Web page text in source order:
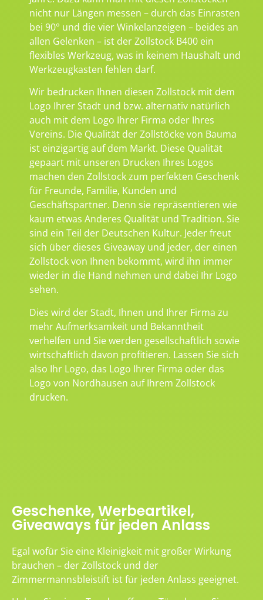
nicht nur Längen messen – durch das Einrasten
bei 90° und die vier Winkelanzeigen – beides an
allen Gelenken – ist der Zollstock B400 ein
flexibles Werkzeug, was in keinem Haushalt und
Werkzeugkasten fehlen darf.
Wir bedrucken Ihnen diesen Zollstock mit dem
Logo Ihrer Stadt und bzw. alternativ natürlich
auch mit dem Logo Ihrer Firma oder Ihres
Vereins. Die Qualität der Zollstöcke von Bauma
ist einzigartig auf dem Markt. Diese Qualität
gepaart mit unseren Drucken Ihres Logos
machen den Zollstock zum perfekten Geschenk
für Freunde, Familie, Kunden und
Geschäftspartner. Denn sie repräsentieren wie
kaum etwas Anderes Qualität und Tradition. Sie
sind ein Teil der Deutschen Kultur. Jeder freut
sich über dieses Giveaway und jeder, der einen
Zollstock von Ihnen bekommt, wird ihn immer
wieder in die Hand nehmen und dabei Ihr Logo
sehen.
Dies wird der Stadt, Ihnen und Ihrer Firma zu
mehr Aufmerksamkeit und Bekanntheit
verhelfen und Sie werden gesellschaftlich sowie
wirtschaftlich davon profitieren. Lassen Sie sich
also Ihr Logo, das Logo Ihrer Firma oder das
Logo von Nordhausen auf Ihrem Zollstock
drucken.
Geschenke, Werbeartikel,
Giveaways für jeden Anlass
Egal wofür Sie eine Kleinigkeit mit großer Wirkung
brauchen – der Zollstock und der
Zimmermannsbleistift ist für jeden Anlass geeignet.